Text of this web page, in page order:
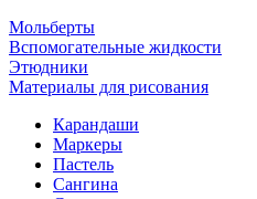
Мольберты
Вспомогательные жидкости
Этюдники
Материалы для рисования
Карандаши
Маркеры
Пастель
Сангина